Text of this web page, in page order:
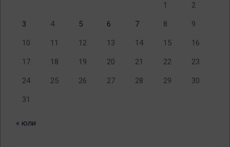
1 2
3 4 5 6 7 8 9
10 11 12 13 14 15 16
17 18 19 20 21 22 23
24 25 26 27 28 29 30
31
« юли